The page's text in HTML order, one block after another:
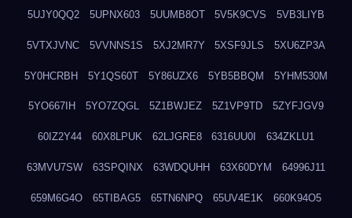
5UJY0QQ2 5UPNX603 5UUMB8OT 5V5K9CVS 5VB3LIYB
5VTXJVNC 5VVNNS1S 5XJ2MR7Y 5XSF9JLS 5XU6ZP3A
5Y0HCRBH 5Y1QS60T 5Y86UZX6 5YB5BBQM 5YHM530M
5YO667IH 5YO7ZQGL 5Z1BWJEZ 5Z1VP9TD 5ZYFJGV9
60IZ2Y44 60X8LPUK 62LJGRE8 6316UU0I 634ZKLU1
63MVU7SW 63SPQINX 63WDQUHH 63X60DYM 64996J11
659M6G4O 65TIBAG5 65TN6NPQ 65UV4E1K 660K94O5